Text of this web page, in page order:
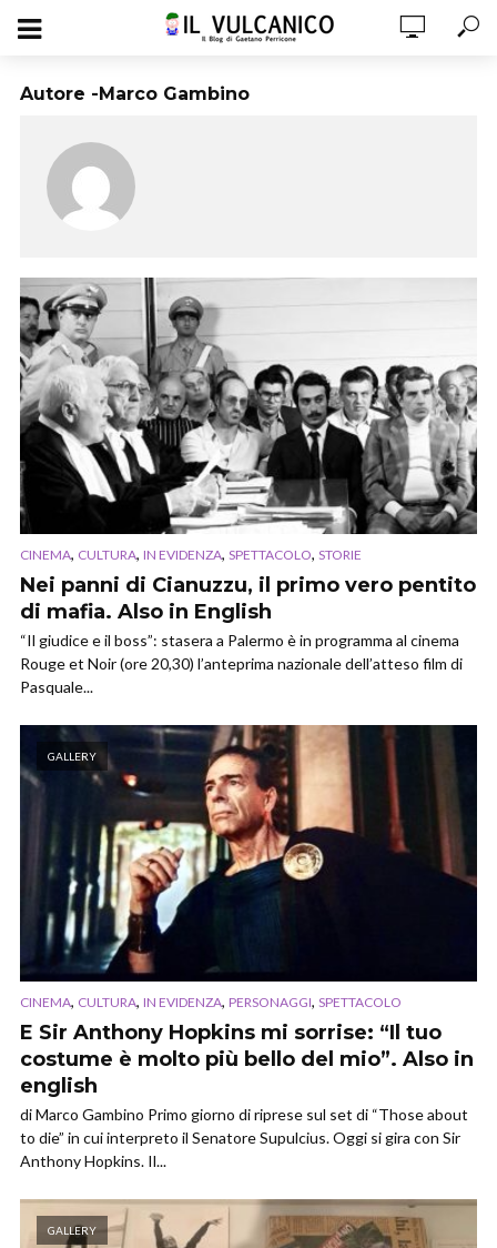
Autore -Marco Gambino
CINEMA, CULTURA, IN EVIDENZA, SPETTACOLO, STORIE
Nei panni di Cianuzzu, il primo vero pentito
di mafia. Also in English
“Il giudice e il boss”: stasera a Palermo è in programma al cinema
Rouge et Noir (ore 20,30) l’anteprima nazionale dell’atteso film di
Pasquale...
GALLERY
CINEMA, CULTURA, IN EVIDENZA, PERSONAGGI, SPETTACOLO
E Sir Anthony Hopkins mi sorrise: “Il tuo
costume è molto più bello del mio”. Also in
english
di Marco Gambino Primo giorno di riprese sul set di “Those about
to die” in cui interpreto il Senatore Supulcius. Oggi si gira con Sir
Anthony Hopkins. Il...
GALLERY